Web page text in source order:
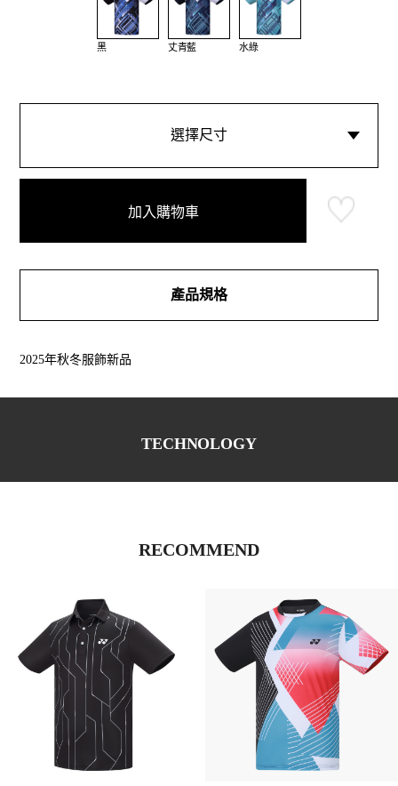
黑 丈青藍 水綠
選擇尺寸
加入購物車
產品規格
2025年秋冬服飾新品
TECHNOLOGY
RECOMMEND